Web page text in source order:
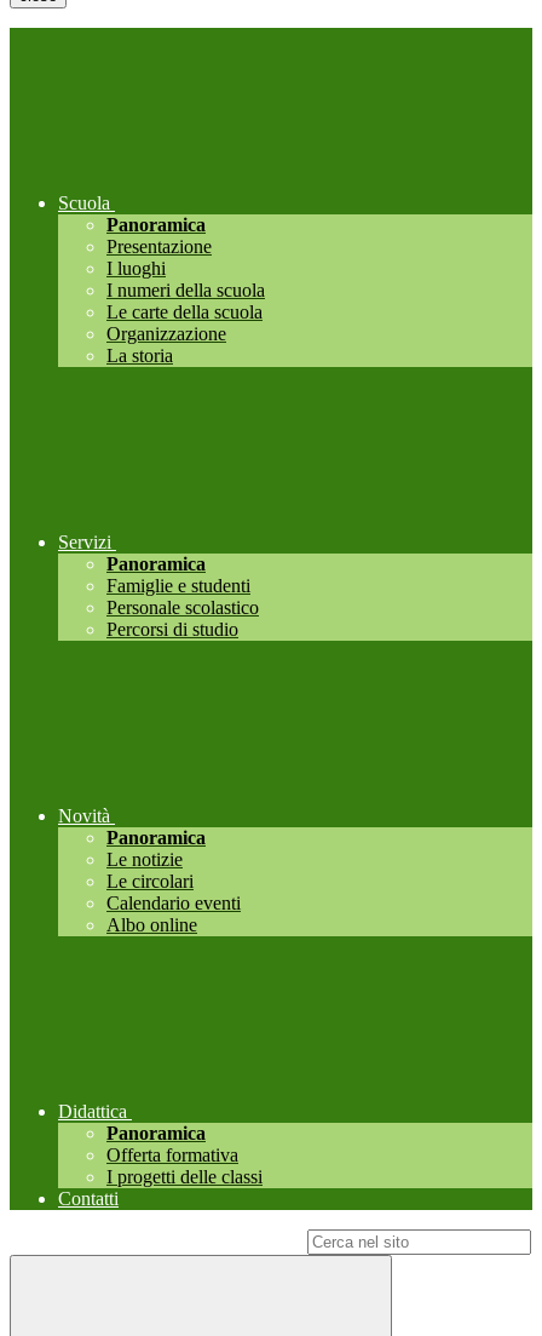
Scuola
Panoramica
Presentazione
I luoghi
I numeri della scuola
Le carte della scuola
Organizzazione
La storia
Servizi
Panoramica
Famiglie e studenti
Personale scolastico
Percorsi di studio
Novità
Panoramica
Le notizie
Le circolari
Calendario eventi
Albo online
Didattica
Panoramica
Offerta formativa
I progetti delle classi
Contatti